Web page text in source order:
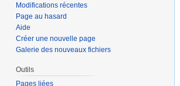
Modifications récentes
Page au hasard
Aide
Créer une nouvelle page
Galerie des nouveaux fichiers
Outils
Pages liées